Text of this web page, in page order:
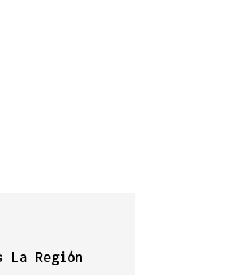
La Región